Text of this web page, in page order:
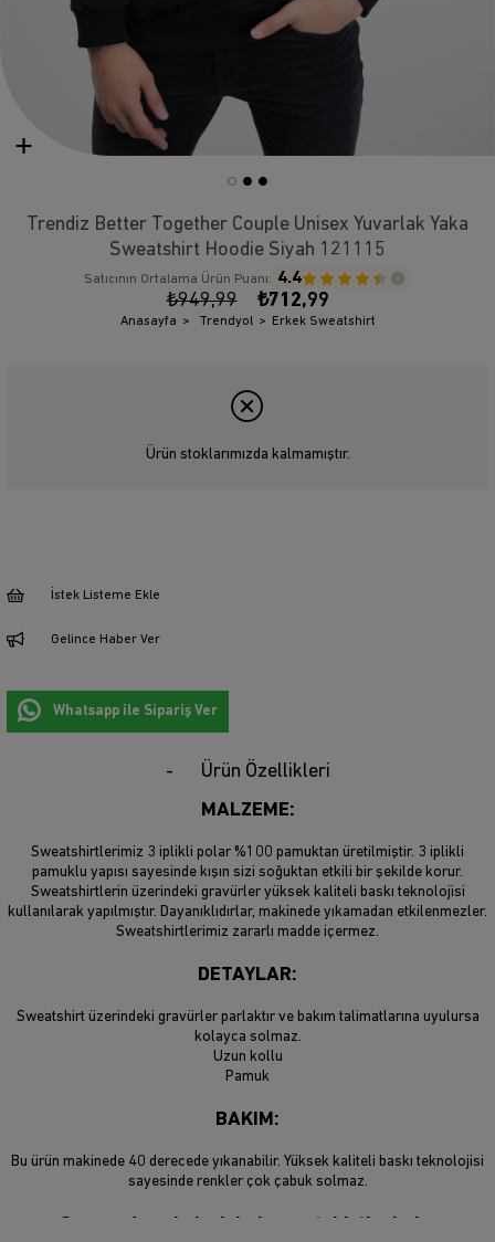
Trendiz Better Together Couple Unisex Yuvarlak Yaka
Sweatshirt Hoodie Siyah 121115
Satıcının Ortalama Ürün Puanı: 4.4
₺949,99 ₺712,99
Anasayfa Trendyol Erkek Sweatshirt
Ürün stoklarımızda kalmamıştır.
İstek Listeme Ekle
Gelince Haber Ver
Whatsapp ile Sipariş Ver
Ürün Özellikleri
MALZEME:
Sweatshirtlerimiz 3 iplikli polar %100 pamuktan üretilmiştir. 3 iplikli
pamuklu yapısı sayesinde kışın sizi soğuktan etkili bir şekilde korur.
Sweatshirtlerin üzerindeki gravürler yüksek kaliteli baskı teknolojisi
kullanılarak yapılmıştır. Dayanıklıdırlar, makinede yıkamadan etkilenmezler.
Sweatshirtlerimiz zararlı madde içermez.
DETAYLAR:
Sweatshirt üzerindeki gravürler parlaktır ve bakım talimatlarına uyulursa
kolayca solmaz.
Uzun kollu
Pamuk
BAKIM:
Bu ürün makinede 40 derecede yıkanabilir. Yüksek kaliteli baskı teknolojisi
sayesinde renkler çok çabuk solmaz.
Son moda sokak giyimi sweatshirtlerimiz,